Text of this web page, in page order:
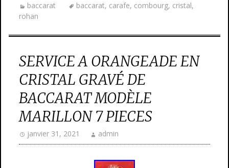
baccarat baccarat, carafe, combourg, cristal,
rohan
SERVICE A ORANGEADE EN
CRISTAL GRAVÉ DE
BACCARAT MODÈLE
MARILLON 7 PIECES
janvier 31, 2021 admin